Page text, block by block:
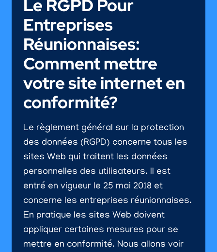
Le RGPD Pour
Entreprises
Réunionnaises:
Comment mettre
votre site internet en
conformité?
Le règlement général sur la protection
des données (RGPD) concerne tous les
sites Web qui traitent les données
personnelles des utilisateurs. Il est
entré en vigueur le 25 mai 2018 et
concerne les entreprises réunionnaises.
En pratique les sites Web doivent
appliquer certaines mesures pour se
mettre en conformité. Nous allons voir